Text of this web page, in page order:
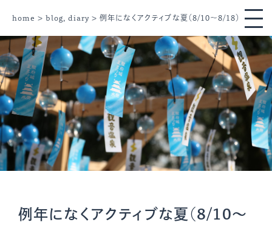
home > blog diary > 例年になくアクティブな夏（8/10〜8/18）
例年になくアクティブな夏（8/10〜